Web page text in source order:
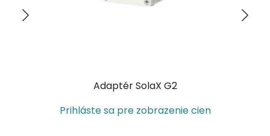
Adaptér SolaX G2
Prihláste sa pre zobrazenie cien